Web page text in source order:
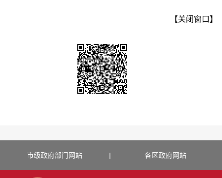
【关闭窗口】
市级政府部门网站 | 各区政府网站